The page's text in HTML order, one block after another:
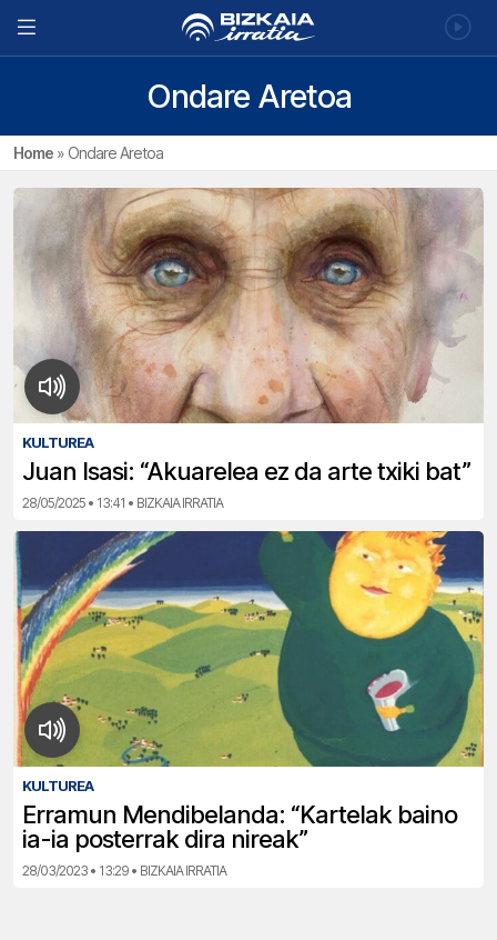
Ondare Aretoa
Home » Ondare Aretoa
KULTUREA
Juan Isasi: “Akuarelea ez da arte txiki bat”
28/05/2025 • 13:41 • BIZKAIA IRRATIA
KULTUREA
Erramun Mendibelanda: “Kartelak baino
ia-ia posterrak dira nireak”
28/03/2023 • 13:29 • BIZKAIA IRRATIA